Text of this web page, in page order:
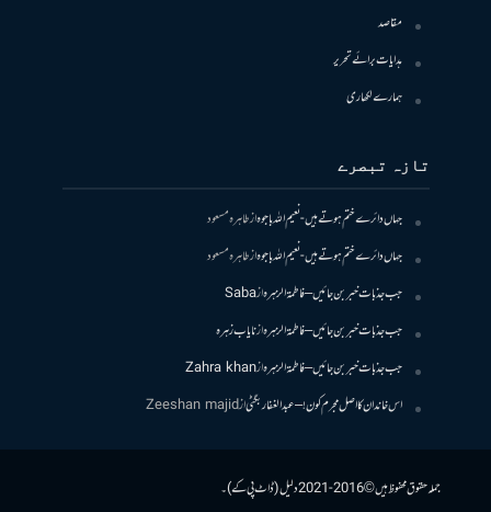
مقاصد
ہدایات برائے تحریر
ہمارے لکھاری
تازہ تبصرے
جہاں دائرے ختم ہوتے ہیں- نعیم اللہ باجوہازطاہرہ مسعود
جہاں دائرے ختم ہوتے ہیں- نعیم اللہ باجوہازطاہرہ مسعود
جب جذبات خبر بن جائیں – فاطمۃالزہرہازSaba
جب جذبات خبر بن جائیں – فاطمۃالزہرہازنایاب زہرہ
جب جذبات خبر بن جائیں – فاطمۃالزہرہازZahra khan
اس خاندان کا اصل مجرم کون! – عبدالغفار بگٹیازZeeshan majid
جملہ حقوق محفوظ ہیں © 2016-2021 دلیل (ڈاٹ پی کے)۔